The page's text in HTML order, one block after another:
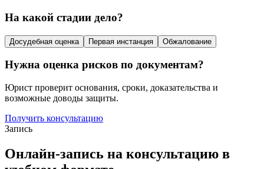
На какой стадии дело?
Досудебная оценка Первая инстанция Обжалование
Нужна оценка рисков по документам?
Юрист проверит основания, сроки, доказательства и
возможные доводы защиты.
Получить консультацию
Запись
Онлайн-запись на консультацию в